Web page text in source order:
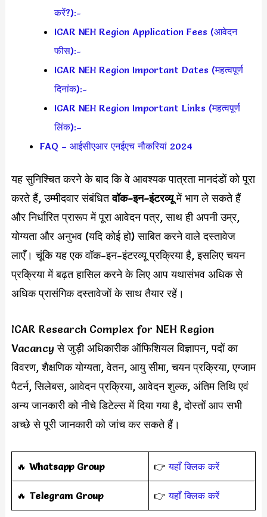
करें?):-
ICAR NEH Region Application Fees (आवेदन
फीस):-
ICAR NEH Region Important Dates (महत्वपूर्ण
दिनांक):-
ICAR NEH Region Important Links (महत्वपूर्ण
लिंक):–
FAQ – आईसीएआर एनईएच नौकरियां 2024
यह सुनिश्चित करने के बाद कि वे आवश्यक पात्रता मानदंडों को पूरा
करते हैं, उम्मीदवार संबंधितवॉक-इन-इंटरव्यूमें भाग ले सकते हैं
और निर्धारित प्रारूप में पूरा आवेदन पत्र, साथ ही अपनी उम्र,
योग्यता और अनुभव (यदि कोई हो) साबित करने वाले दस्तावेज
लाएँ। चूंकि यह एक वॉक-इन-इंटरव्यू प्रक्रिया है, इसलिए चयन
प्रक्रिया में बढ़त हासिल करने के लिए आप यथासंभव अधिक से
अधिक प्रासंगिक दस्तावेजों के साथ तैयार रहें।
ICAR Research Complex for NEH Region
Vacancy से जुड़ी अधिकारीक ऑफिशियल विज्ञापन, पदों का
विवरण, शैक्षणिक योग्यता, वेतन, आयु सीमा, चयन प्रक्रिया, एग्जाम
पैटर्न, सिलेबस, आवेदन प्रक्रिया, आवेदन शुल्क, अंतिम तिथि एवं
अन्य जानकारी को नीचे डिटेल्स में दिया गया है, दोस्तों आप सभी
अच्छे से पूरी जानकारी को जांच कर सकते हैं।
‎️‍🔥 Whatsapp Group 👉यहाँ क्लिक करें
‎️‍🔥 Telegram Group 👉यहाँ क्लिक करें